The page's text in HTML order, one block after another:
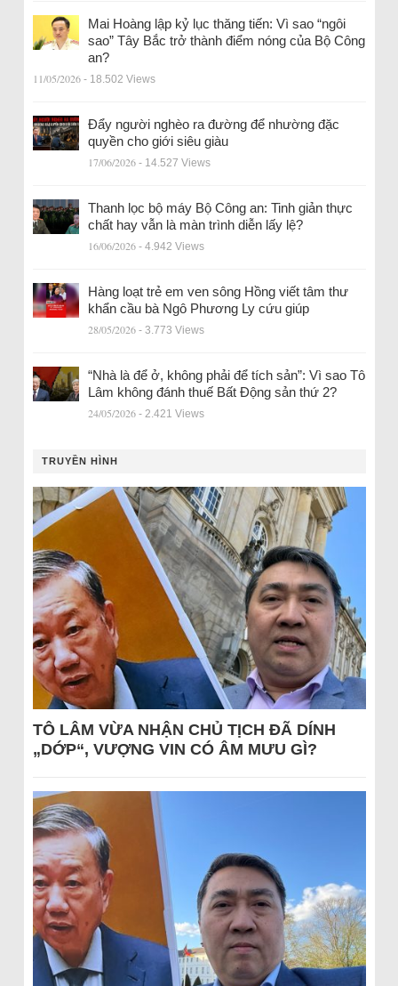
Mai Hoàng lập kỷ lục thăng tiến: Vì sao “ngôi
sao” Tây Bắc trở thành điểm nóng của Bộ Công
an?
11/05/2026 - 18.502 Views
Đẩy người nghèo ra đường để nhường đặc
quyền cho giới siêu giàu
17/06/2026 - 14.527 Views
Thanh lọc bộ máy Bộ Công an: Tinh giản thực
chất hay vẫn là màn trình diễn lấy lệ?
16/06/2026 - 4.942 Views
Hàng loạt trẻ em ven sông Hồng viết tâm thư
khẩn cầu bà Ngô Phương Ly cứu giúp
28/05/2026 - 3.773 Views
“Nhà là để ở, không phải để tích sản”: Vì sao Tô
Lâm không đánh thuế Bất Động sản thứ 2?
24/05/2026 - 2.421 Views
TRUYỀN HÌNH
TÔ LÂM VỪA NHẬN CHỦ TỊCH ĐÃ DÍNH
„DỚP“, VƯỢNG VIN CÓ ÂM MƯU GÌ?